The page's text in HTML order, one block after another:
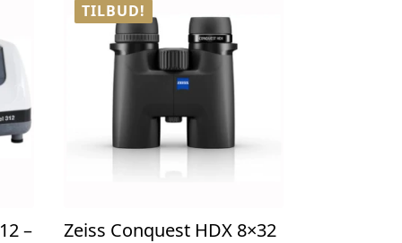
–
TILBUD!
Zeiss Conquest HDX 8×32